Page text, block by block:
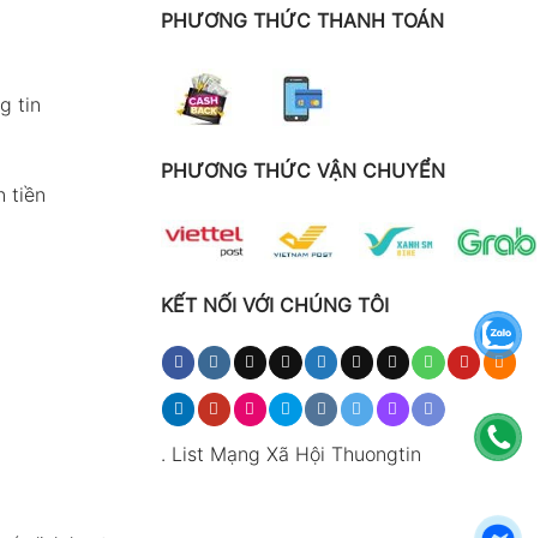
tin
tiền
PHƯƠNG THỨC THANH TOÁN
PHƯƠNG THỨC VẬN CHUYỂN
KẾT NỐI VỚI CHÚNG TÔI
. List Mạng Xã Hội Thuongtin